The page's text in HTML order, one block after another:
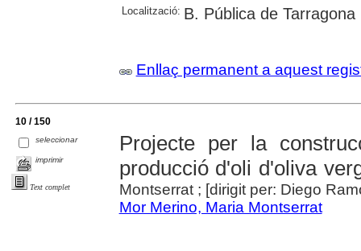
Localització: B. Pública de Tarragona
Enllaç permanent a aquest
10 / 150
seleccionar
imprimir
Text complet
Projecte per la
producció d'oli d'oliva
Montserrat ; [dirigit per: Diego
Mor Merino, Maria Montserrat